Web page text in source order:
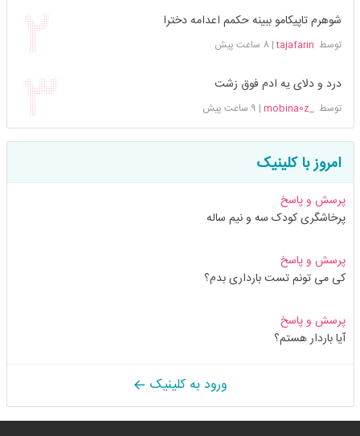
شوهرم تاپیکامو ببینه حکمم اعدامه دخترا
توسط tajafarin
|8 ساعت پیش
درد و دلای یه ادم فوق زشت
توسط_mobina0z
| 9 ساعت پیش
امروز با کلینیک
پرسش و پاسخ
پرخاشگری کودک سه و نیم ساله
پرسش و پاسخ
کی می تونم تست بارداری بدم؟
پرسش و پاسخ
آیا باردار هستم؟
ورود به کلینیک